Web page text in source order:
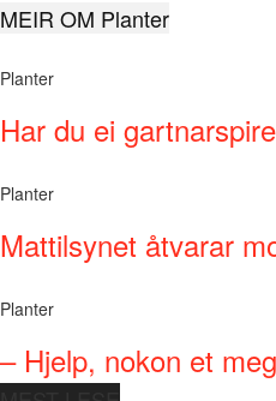
MEIR OM Planter
Planter
Har du ei
Planter
Mattilsynet åtvarar
Planter
– Hjelp, nokon et